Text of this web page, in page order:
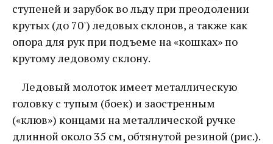
ступеней и зарубок во льду при преодолении
крутых (до 70') ледовых склонов, а также как
опора для рук при подъеме на «кошках» по
крутому ледовому склону.
Ледовый молоток имеет металлическую
головку с тупым (боек) и заостренным
(«клюв») концами на металлической ручке
длинной около 35 см, обтянутой резиной (рис.).